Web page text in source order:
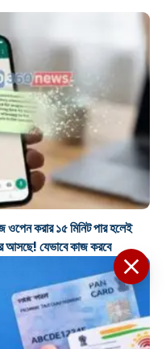
করার ১৫ মিনিট পার হলেই
আসছে! যেভাবে কাজ করবে
কেন খুলছে পুলিশ?
কাছে জবাব চাইলেন নওশাদ
ব্যাখ্যা না মিললে আইনি পদক্ষেপের